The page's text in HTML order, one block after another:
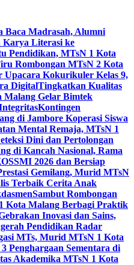
Baca Madrasah, Alumni
Karya Literasi ke
Pendidikan, MTsN 1 Kota
Rombongan MTsN 2 Kota
Upacara Kokurikuler Kelas 9,
DigitalTingkatkan Kualitas
Malang Gelar Bimtek
Kontingen
di Jambore Koperasi Siswa
Mental Remaja, MTsN 1
Dini dan Pertolongan
di Kancah Nasional, Rama
2026 dan Bersiap
Gemilang, Murid MTsN
Terbaik Cerita Anak
Sambut Rombongan
Kota Malang Berbagi Praktik
Inovasi dan Sains,
Pendidikan Radar
MTs, Murid MTsN 1 Kota
Penghargaan Sementara di
Akademika MTsN 1 Kota